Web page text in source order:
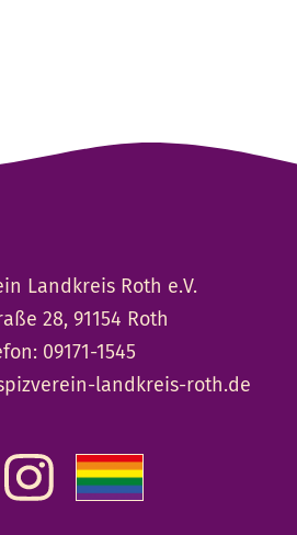
Landkreis Roth e.V.
28, 91154 Roth
09171-1545
landkreis-roth.de